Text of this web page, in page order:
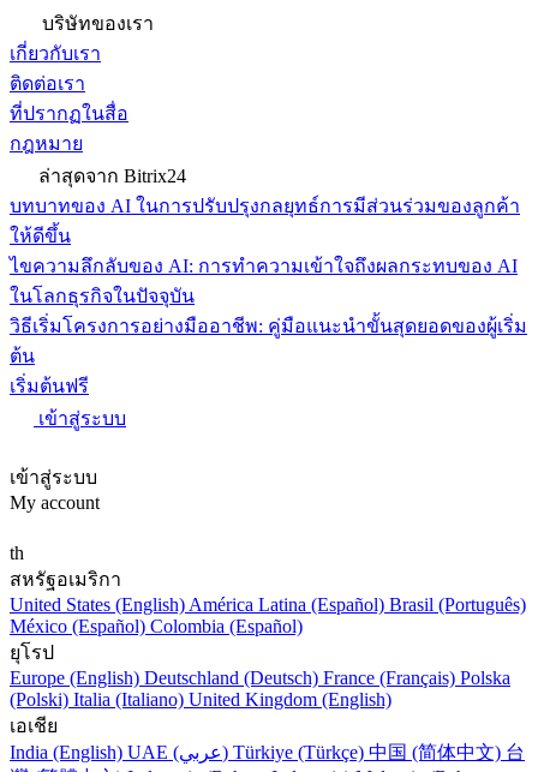
บริษัทของเรา
เกี่ยวกับเรา
ติดต่อเรา
ที่ปรากฏในสื่อ
กฎหมาย
ล่าสุดจาก Bitrix24
บทบาทของ AI ในการปรับปรุงกลยุทธ์การมีส่วนร่วมของลูกค้า
ให้ดีขึ้น
ไขความลึกลับของ AI: การทำความเข้าใจถึงผลกระทบของ AI
ในโลกธุรกิจในปัจจุบัน
วิธีเริ่มโครงการอย่างมืออาชีพ: คู่มือแนะนำขั้นสุดยอดของผู้เริ่ม
ต้น
เริ่มต้นฟรี
เข้าสู่ระบบ
เข้าสู่ระบบ
My account
th
สหรัฐอเมริกา
United States (English) América Latina (Español) Brasil (Português)
México (Español) Colombia (Español)
ยุโรป
Europe (English) Deutschland (Deutsch) France (Français) Polska
(Polski) Italia (Italiano) United Kingdom (English)
เอเชีย
India (English)
UAE (عربي) Türkiye (Türkçe) 中国 (简体中文) 台